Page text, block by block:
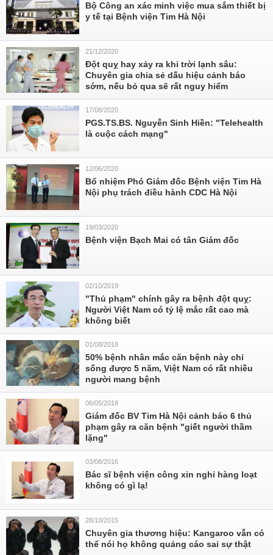
Bộ Công an xác minh việc mua sắm thiết bị
y tế tại Bệnh viện Tim Hà Nội
21/12/2020
Đột quỵ hay xảy ra khi trời lạnh sâu:
Chuyên gia chia sẻ dấu hiệu cảnh báo
sớm, nếu bỏ qua sẽ rất nguy hiểm
17/08/2020
PGS.TS.BS. Nguyễn Sinh Hiền: "Telehealth
là cuộc cách mạng"
12/06/2020
Bổ nhiệm Phó Giám đốc Bệnh viện Tim Hà
Nội phụ trách điều hành CDC Hà Nội
19/03/2020
Bệnh viện Bạch Mai có tân Giám đốc
02/10/2019
"Thủ phạm" chính gây ra bệnh đột quỵ:
Người Việt Nam có tỷ lệ mắc rất cao mà
không biết
01/08/2018
50% bệnh nhân mắc căn bệnh này chỉ
sống được 5 năm, Việt Nam có rất nhiều
người mang bệnh
06/05/2018
Giám đốc BV Tim Hà Nội cảnh báo 6 thủ
phạm gây ra căn bệnh "giết người thầm
lặng"
03/08/2016
Bác sĩ bệnh viện công xin nghỉ hàng loạt
không có gì lạ!
28/10/2015
Chuyên gia thương hiệu: Kangaroo vẫn có
thể nói họ không quảng cáo sai sự thật